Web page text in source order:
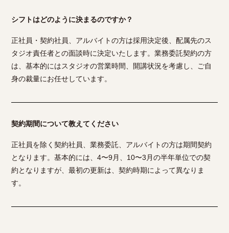
シフトはどのように決まるのですか？
正社員・契約社員、アルバイトの方は採用決定後、配属先のス
タジオ責任者との面談時に決定いたします。業務委託契約の方
は、基本的にはスタジオの営業時間、開講状況を考慮し、ご自
身の裁量にお任せしています。
契約期間について教えてください
正社員を除く契約社員、業務委託、アルバイトの方は期間契約
となります。基本的には、4〜9月、10〜3月の半年単位での契
約となりますが、最初の更新は、契約時期によって異なりま
す。